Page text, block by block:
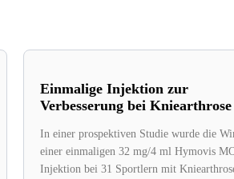
Einmalige Injektion zur
Verbesserung bei Kniearthrose
In einer prospektiven Studie wurde die
einer einmaligen 32 mg/4 ml Hymovis
Injektion bei 31 Sportlern mit